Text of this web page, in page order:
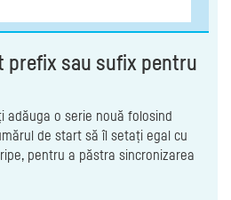
prefix sau sufix pentru
adăuga o serie nouă folosind
de start să îl setați egal cu
pentru a păstra sincronizarea